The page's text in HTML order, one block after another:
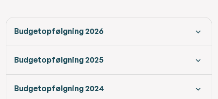
Budgetopfølgning 2026
Budgetopfølgning 2025
Budgetopfølgning 2024